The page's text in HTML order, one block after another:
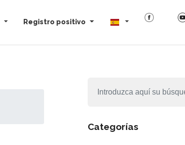
Registro positivo
Categorías